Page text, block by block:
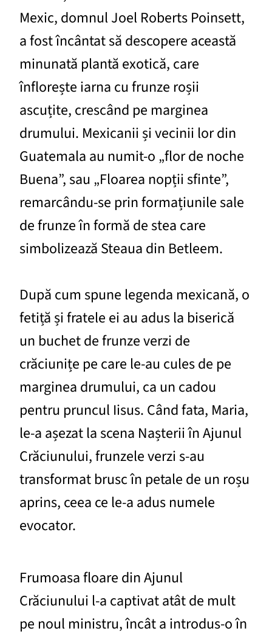
Mexic, domnul Joel Roberts Poinsett,
a fost încântat să descopere această
minunată plantă exotică, care
înflorește iarna cu frunze roșii
ascuțite, crescând pe marginea
drumului. Mexicanii și vecinii lor din
Guatemala au numit-o „flor de noche
Buena”, sau „Floarea nopții sfinte”,
remarcându-se prin formațiunile sale
de frunze în formă de stea care
simbolizează Steaua din Betleem.
După cum spune legenda mexicană, o
fetiță și fratele ei au adus la biserică
un buchet de frunze verzi de
crăciunițe pe care le-au cules de pe
marginea drumului, ca un cadou
pentru pruncul Iisus. Când fata, Maria,
le-a așezat la scena Nașterii în Ajunul
Crăciunului, frunzele verzi s-au
transformat brusc în petale de un roșu
aprins, ceea ce le-a adus numele
evocator.
Frumoasa floare din Ajunul
Crăciunului l-a captivat atât de mult
pe noul ministru, încât a introdus-o în